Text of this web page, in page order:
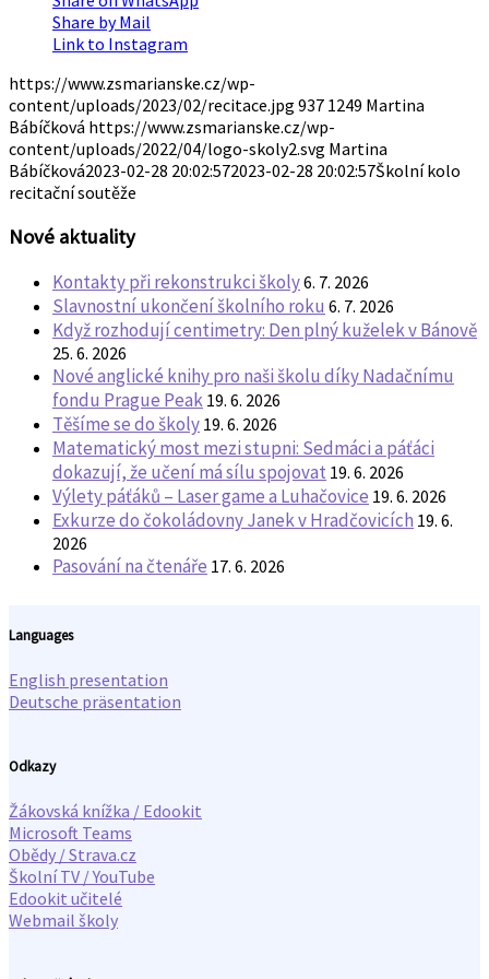
Share by Mail
Link to Instagram
https://www.zsmarianske.cz/wp-
content/uploads/2023/02/recitace.jpg 937 1249 Martina
Bábíčková https://www.zsmarianske.cz/wp-
content/uploads/2022/04/logo-skoly2.svg Martina
Bábíčková2023-02-28 20:02:572023-02-28 20:02:57Školní kolo
recitační soutěže
Nové aktuality
Kontakty při rekonstrukci školy6. 7. 2026
Slavnostní ukončení školního roku 6. 7. 2026
Když rozhodují centimetry: Den plný kuželek v Bánově
25. 6. 2026
Nové anglické knihy pro naši školu díky Nadačnímu
fondu Prague Peak 19. 6. 2026
Těšíme se do školy 19. 6. 2026
Matematický most mezi stupni: Sedmáci a páťáci
dokazují, že učení má sílu spojovat 19. 6. 2026
Výlety páťáků – Laser game a Luhačovice 19. 6. 2026
Exkurze do čokoládovny Janek v Hradčovicích 19. 6.
2026
Pasování na čtenáře 17. 6. 2026
Languages
English presentation
Deutsche präsentation
Odkazy
Žákovská knížka / Edookit
Microsoft Teams
Obědy / Strava.cz
Školní TV / YouTube
Edookit učitelé
Webmail školy